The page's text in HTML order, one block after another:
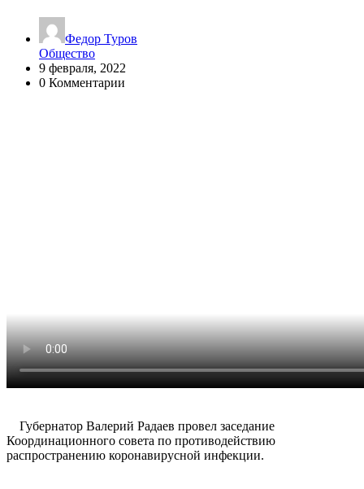
Федор Туров
Общество
9 февраля, 2022
0 Комментарии
Губернатор Валерий Радаев провел заседание
Координационного совета по противодействию
распространению коронавирусной инфекции.